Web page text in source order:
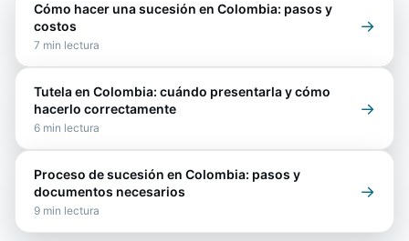
Cómo hacer una sucesión en Colombia: pasos y
costos
7 min lectura
→
Tutela en Colombia: cuándo presentarla y cómo
hacerlo correctamente
6 min lectura
→
Proceso de sucesión en Colombia: pasos y
documentos necesarios
9 min lectura
→